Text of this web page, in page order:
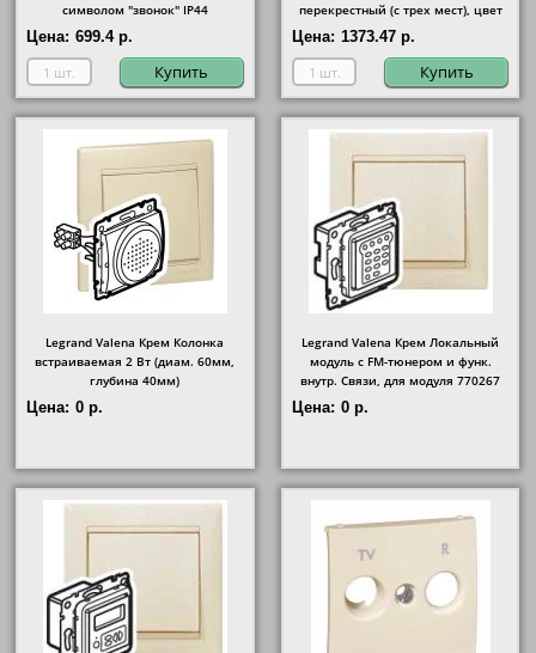
символом "звонок" IP44
Цена: 699.4 р.
Купить
перекрестный (с трех мест), цвет
Бежевый
Цена: 1373.47 р.
Купить
Legrand Valena Крем Колонка
встраиваемая 2 Вт (диам. 60мм,
глубина 40мм)
Цена: 0 р.
Legrand Valena Крем Локальный
модуль с FM-тюнером и функ.
внутр. Связи, для модуля 770267
Цена: 0 р.